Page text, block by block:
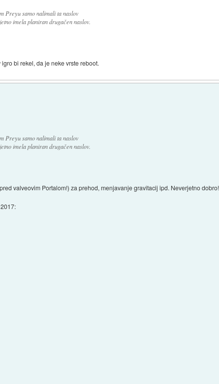
Preyu samo nalimali ta naslov
imela planiran drugačen naslov.
bi rekel, da je neke vrste reboot.
Preyu samo nalimali ta naslov
imela planiran drugačen naslov.
valveovim Portalom!) za prehod, menjavanje gravitacij ipd. Neverjetno dobro!